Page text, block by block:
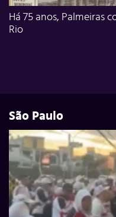
Há 75 anos, Palmeiras
Rio
São Paulo